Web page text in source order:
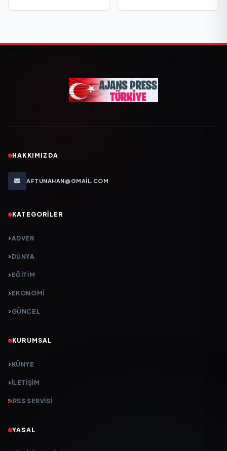
HAKKIMIZDA
AFTUNAHAN@GMAIL.COM
KATEGORILER
ADVER
DÜNYA
EĞİTİM
EKONOMİ
GÜNCEL
KURUMSAL
KÜNYE
İLETIŞIM
RSS SERVISI
YASAL